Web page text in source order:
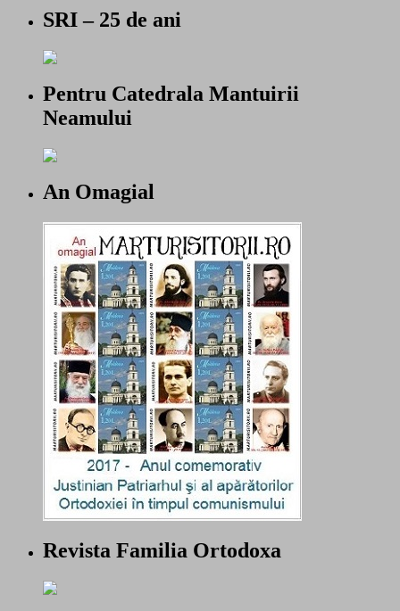
SRI – 25 de ani
Pentru Catedrala Mantuirii
Neamului
An Omagial
Revista Familia Ortodoxa